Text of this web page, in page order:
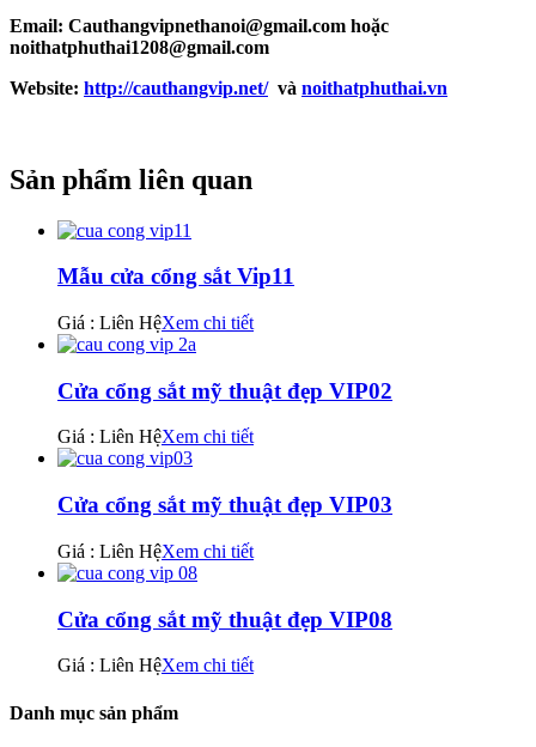
Email: Cauthangvipnethanoi@gmail.com hoặc
noithatphuthai1208@gmail.com
Website: http://cauthangvip.net/và noithatphuthai.vn
Sản phẩm liên quan
Mẫu cửa cổng sắt Vip11
Giá : Liên HệXem chi tiết
Cửa cổng sắt mỹ thuật đẹp VIP02
Giá : Liên HệXem chi tiết
Cửa cổng sắt mỹ thuật đẹp VIP03
Giá : Liên HệXem chi tiết
Cửa cổng sắt mỹ thuật đẹp VIP08
Giá : Liên HệXem chi tiết
Danh mục sản phẩm